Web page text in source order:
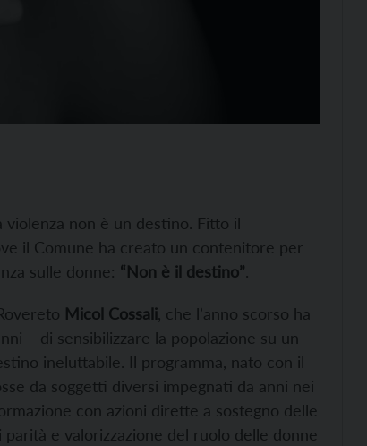
non è un destino. Fitto il
il Comune ha creato un contenitore per
sulle donne: “Non è il destino”.
Micol Cossali , che l’anno scorso ha
– di sensibilizzare la popolazione su un
ineluttabile. Il programma, nato con il
da soggetti diversi impegnati da anni nei
con azioni dirette a sostegno delle
e valorizzazione del ruolo delle donne